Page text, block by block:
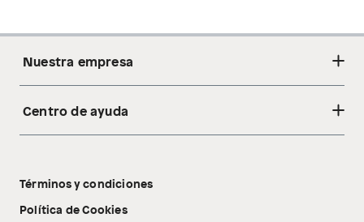
Nuestra empresa
Acerca de nosotros
Tecnología Pillow Walk
Centro de ayuda
Libro de reclamaciones
Términos y condiciones
Política de Cookies